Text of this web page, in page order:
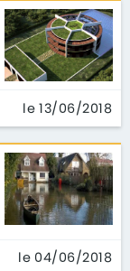
le 13/06/2018
le 04/06/2018